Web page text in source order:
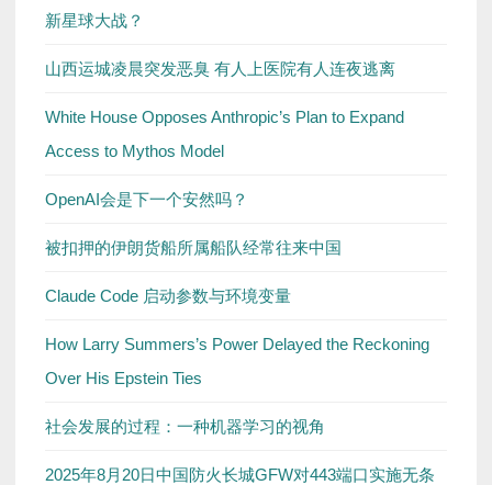
新星球大战？
山西运城凌晨突发恶臭 有人上医院有人连夜逃离
White House Opposes Anthropic’s Plan to Expand
Access to Mythos Model
OpenAI会是下一个安然吗？
被扣押的伊朗货船所属船队经常往来中国
Claude Code 启动参数与环境变量
How Larry Summers’s Power Delayed the Reckoning
Over His Epstein Ties
社会发展的过程：一种机器学习的视角
2025年8月20日中国防火长城GFW对443端口实施无条